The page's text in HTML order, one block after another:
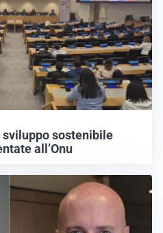
sviluppo sostenibile
all’Onu